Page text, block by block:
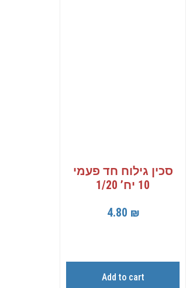
סכין גילוח חד פעמי
10 יח’ 1/20
4.80 ₪
Add to cart